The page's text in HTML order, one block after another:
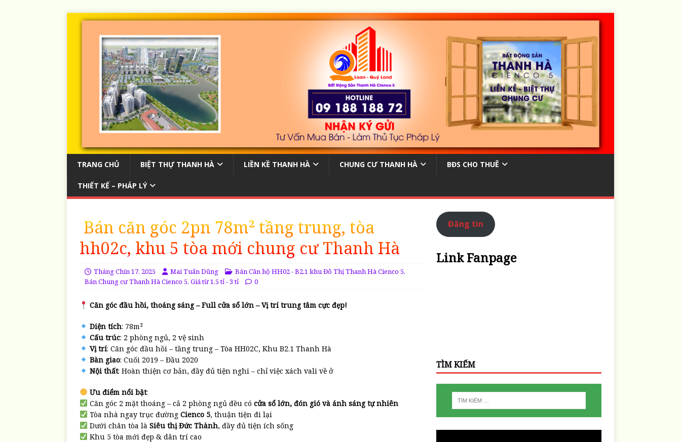
TRANG CHỦ BIỆT THỰ THANH HÀ LIỀN KỀ THANH HÀ CHUNG CƯ THANH HÀ BĐS CHO THUÊ
THIẾT KẾ – PHÁP LÝ
Bán căn góc 2pn 78m² tầng trung, tòa
hh02c, khu 5 tòa mới chung cư Thanh Hà
Tháng Chín 17, 2025 Mai Tuấn Dũng Bán Căn hộ HH02 - B2.1 khu Đô Thị Thanh Hà Cienco 5,
Bán Chung cư Thanh Hà Cienco 5, Giá từ 1,5 tỉ - 3 tỉ 0
Căn góc đầu hồi, thoáng sáng – Full cửa sổ lớn – Vị trí trung tâm cực đẹp!
Diện tích: 78m²
Cấu trúc: 2 phòng ngủ, 2 vệ sinh
Vị trí: Căn góc đầu hồi – tầng trung – Tòa HH02C, Khu B2.1 Thanh Hà
Bàn giao: Cuối 2019 – Đầu 2020
Nội thất: Hoàn thiện cơ bản, đầy đủ tiện nghi – chỉ việc xách vali về ở
Ưu điểm nổi bật:
Căn góc 2 mặt thoáng – cả 2 phòng ngủ đều có cửa sổ lớn, đón gió và ánh sáng tự nhiên
Tòa nhà ngay trục đường Cienco 5, thuận tiện đi lại
Dưới chân tòa là Siêu thị Đức Thành, đầy đủ tiện ích sống
Khu 5 tòa mới đẹp & dân trí cao
Đăng tin
Link Fanpage
TÌM KIẾM